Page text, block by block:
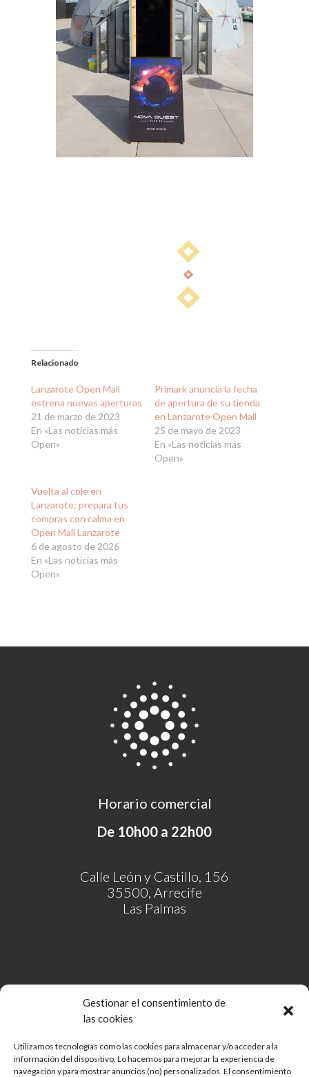
Gestionar el consentimiento de
las cookies
Utilizamos tecnologías como las cookies para almacenar y/o acceder a la
información del dispositivo. Lo hacemos para mejorar la experiencia de
navegación y para mostrar anuncios (no) personalizados. El consentimiento
Relacionado
Lanzarote Open Mall
estrena nuevas aperturas
21 de marzo de 2023
En «Las noticias más
Open»
Primark anuncia la fecha
de apertura de su tienda
en Lanzarote Open Mall
25 de mayo de 2023
En «Las noticias más
Open»
Vuelta al cole en
Lanzarote: prepara tus
compras con calma en
Open Mall Lanzarote
6 de agosto de 2026
En «Las noticias más
Open»
Horario comercial
De 10h00 a 22h00
Calle León y Castillo, 156
35500, Arrecife
Las Palmas
Comunidad de Bienes Open Mall Lanzarote CB